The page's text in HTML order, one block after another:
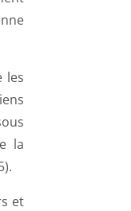
les
la
et